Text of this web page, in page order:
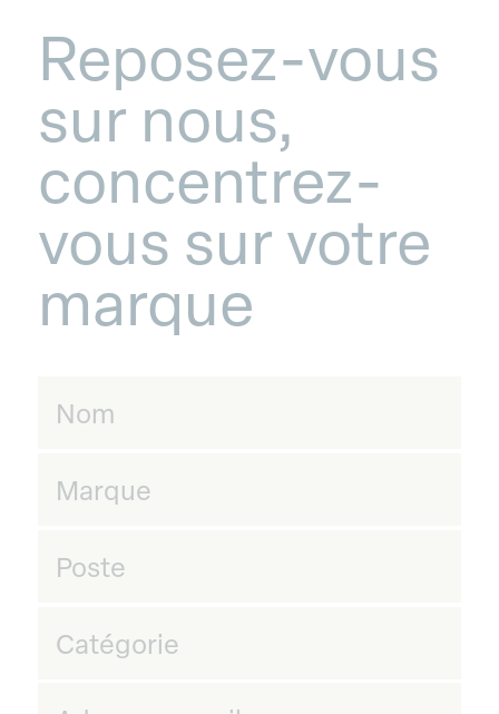
Reposez-vous
sur nous,
concentrez-
vous sur votre
marque